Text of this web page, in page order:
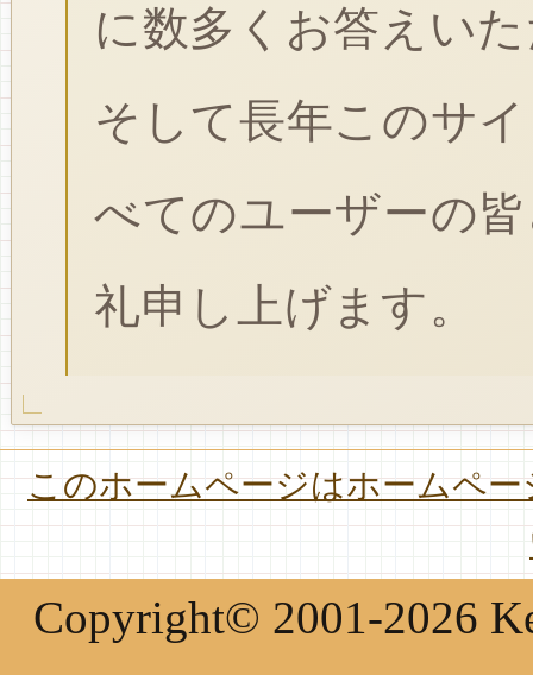
に数多くお答えい
そして長年このサ
べてのユーザーの
礼申し上げます。
このホームページはホームペ
Copyright© 2001-2026